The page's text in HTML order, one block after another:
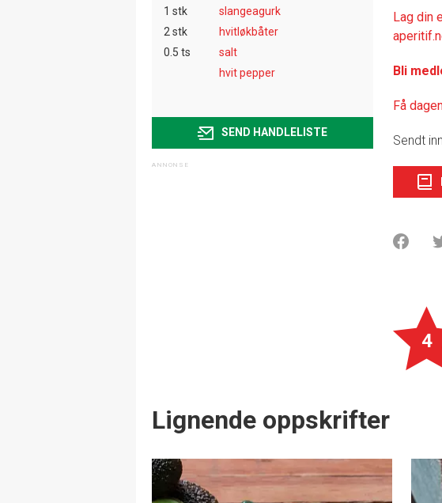
1 stk
slangeagurk
2 stk
hvitløkbåter
0.5 ts
salt
hvit pepper
SEND HANDLELISTE
Lag din
Bli
Få
Sendt
4
Lignende oppskrifter